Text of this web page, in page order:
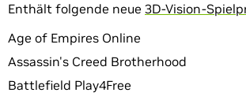
Enthält folgende neue 3D-Vision-
Age of Empires Online
Assassin's Creed Brotherhood
Battlefield Play4Free